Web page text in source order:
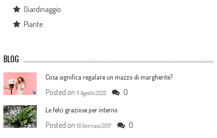
Giardinaggio
Piante
BLOG
Cosa significa regalare un mazzo di margherite?
Posted on 11 Agosto 2025 0
Le felci graziose per interno
Posted on 16 Gennaio 2017 0